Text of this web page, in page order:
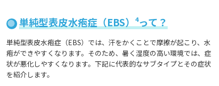
単純型表皮水疱症（EBS） 4って？
単純型表皮水疱症（EBS）では、汗をかくことで摩擦が起こり、水
疱ができやすくなります。そのため、暑く湿度の高い環境では、症
状が悪化しやすくなります。下記に代表的なサブタイプとその症状
を紹介します。